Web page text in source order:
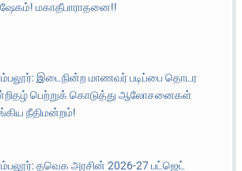
மகாதீபாராதனை!!
இடைநின்ற மாணவர் படிப்பை தொடர
பெற்றுக் கொடுத்து ஆலோசனைகள்
நீதிமன்றம்!
தவெக அரசின் 2026-27 பட்ஜெட்